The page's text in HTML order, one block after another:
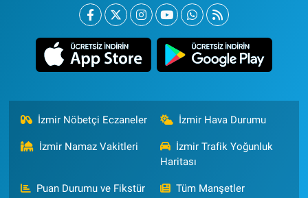
İzmir Nöbetçi Eczaneler İzmir Hava Durumu
İzmir Namaz Vakitleri
İzmir Trafik Yoğunluk
Haritası
Puan Durumu ve Fikstür Tüm Manşetler